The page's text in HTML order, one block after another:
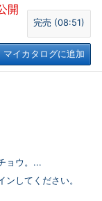
開
完売 (08:51)
マイカタログに追加
ョウ。...
ンしてください。